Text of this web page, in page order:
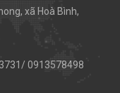
xã Hoà Bình,
0913578498